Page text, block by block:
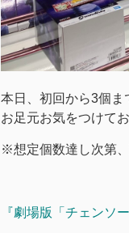
本日、初回から3個ま
お足元お気をつけて
※想定個数達し次第
『劇場版「チェンソ